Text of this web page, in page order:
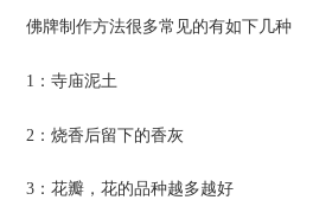
佛牌制作方法很多常见的有如下几种
1：寺庙泥土
2：烧香后留下的香灰
3：花瓣，花的品种越多越好